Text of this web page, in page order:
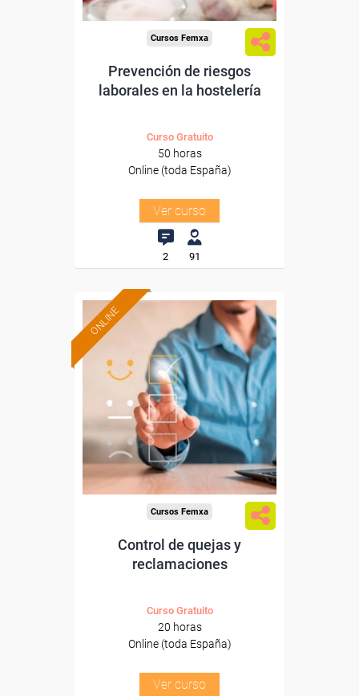
Cursos Femxa
Prevención de riesgos
laborales en la hostelería
Curso Gratuito
50 horas
Online (toda España)
Ver curso
2 91
ONLINE
Formación 100%
subvencionada.
Para desempleados,
trabajadores y autónomos.
Sector
-Finanzas y Seguros.
Cursos Femxa
Control de quejas y
reclamaciones
Curso Gratuito
20 horas
Online (toda España)
Ver curso